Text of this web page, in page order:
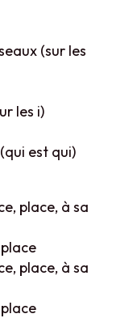
(sur les
les i)
est qui)
place, à sa
place, à sa